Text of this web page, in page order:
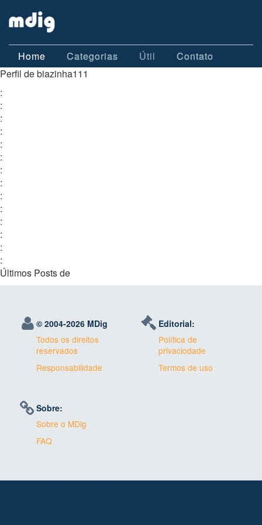
Home Categorias Útil
Contato
Perfil de biazinha111
:
:
:
:
:
:
:
:
:
:
:
:
:
:
Últimos Posts de
© 2004-2026 MDig
Todos os direitos
reservados
Responsabilidade
Editorial:
Política de
privaciodade
Termos de uso
Sobre:
Sobre o MDig
FAQ